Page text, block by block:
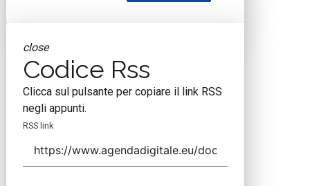
close
Codice Rss
Clicca sul pulsante per copiare il link RSS
negli appunti.
RSS link